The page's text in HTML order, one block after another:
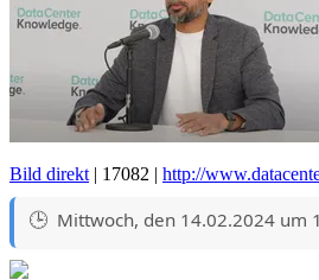
Bild direkt | 17082 | http://
Mittwoch, den 14.02.2024 um